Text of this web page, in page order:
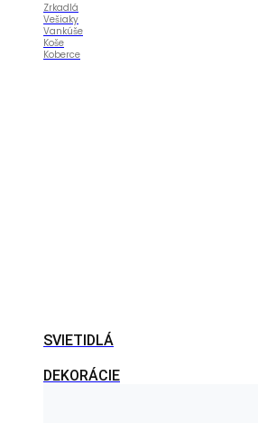
Zrkadlá
Vešiaky
Vankúše
Koše
Koberce
SVIETIDLÁ
DEKORÁCIE